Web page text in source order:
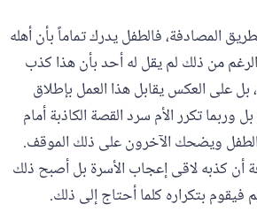
المصادفة، فالطفل يدرك تماماً بأن أهله
من ذلك لم يقل له أحد بأن هذا كذب
على العكس يقابل هذا العمل بإطلاق
وربما تكرر الأم سرد القصة الكاذبة أمام
ويضحك الآخرون على ذلك الموقف.
أن كذبه لاقى إعجاب الأسرة بل أصبح ذلك
فيقوم بتكراره كلما أحتاج إلى ذلك.